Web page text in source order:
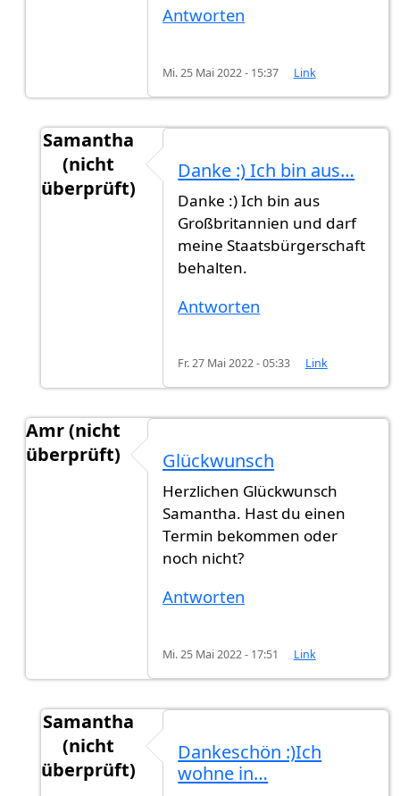
Antworten
Mi. 25 Mai 2022 - 15:37 Link
Samantha
(nicht
überprüft)
Das Einbürgerungsgefühl :)))
Danke :) Ich bin aus…
Danke :) Ich bin aus
Großbritannien und darf
meine Staatsbürgerschaft
behalten.
Antworten
Fr. 27 Mai 2022 - 05:33 Link
Amr (nicht
überprüft)
ENDLICH!!!!!vonSamantha (nicht
Glückwunsch
Herzlichen Glückwunsch
Samantha. Hast du einen
Termin bekommen oder
noch nicht?
Antworten
Mi. 25 Mai 2022 - 17:51 Link
Samantha
(nicht
überprüft)
Dankeschön :)Ich
wohne in…